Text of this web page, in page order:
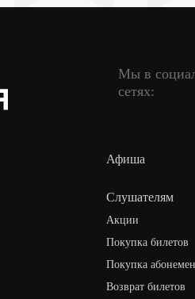
Мы в
сетях:
Афиша
Слушателям
Акции
Покупка билетов
Покупка
Возврат билетов